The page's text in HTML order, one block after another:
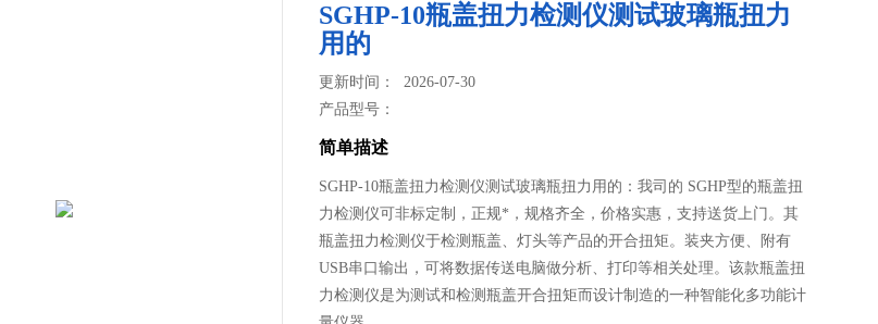
SGHP-10瓶盖扭力检测仪测试玻璃瓶扭力
用的
更新时间： 2026-07-30
产品型号：
简单描述
SGHP-10瓶盖扭力检测仪测试玻璃瓶扭力用的：我司的 SGHP型的瓶盖扭
力检测仪可非标定制，正规*，规格齐全，价格实惠，支持送货上门。其
瓶盖扭力检测仪于检测瓶盖、灯头等产品的开合扭矩。装夹方便、附有
USB串口输出，可将数据传送电脑做分析、打印等相关处理。该款瓶盖扭
力检测仪是为测试和检测瓶盖开合扭矩而设计制造的一种智能化多功能计